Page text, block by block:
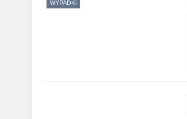
WYPADKI